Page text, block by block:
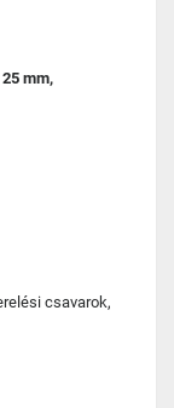
mm,
csavarok,